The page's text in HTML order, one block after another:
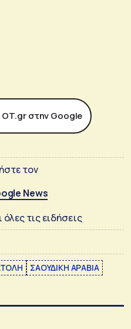
στην Google
τον
News
τις ειδήσεις
ΣΑΟΥΔΙΚΗ ΑΡΑΒΙΑ